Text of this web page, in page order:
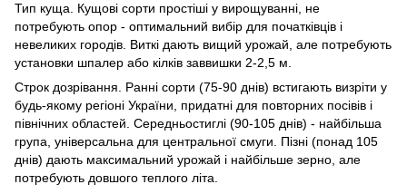
Тип куща. Кущові сорти простіші у вирощуванні, не
потребують опор - оптимальний вибір для початківців і
невеликих городів. Виткі дають вищий урожай, але потребують
установки шпалер або кілків заввишки 2-2,5 м.
Строк дозрівання. Ранні сорти (75-90 днів) встигають визріти у
будь-якому регіоні України, придатні для повторних посівів і
північних областей. Середньостиглі (90-105 днів) - найбільша
група, універсальна для центральної смуги. Пізні (понад 105
днів) дають максимальний урожай і найбільше зерно, але
потребують довшого теплого літа.